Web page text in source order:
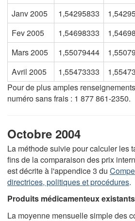
Janv 2005
1,54295833
Fev 2005
1,54698333
Mars 2005
1,55079444
Avril 2005
1,55473333
Pour de plus amples
numéro sans frais : 1 877 861-2350.
Octobre 2004
La méthode suivie pour calculer les
fins de la comparaison des prix
est décrite à l'appendice 3 du
directrices, politiques et procédures.
Produits médicamenteux existants
La moyenne mensuelle simple des